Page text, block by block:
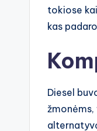
tokiose
kas
Diesel
žmonėms,